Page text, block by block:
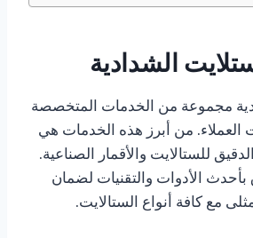
الشدادية
مجموعة من الخدمات المتخصصة
العملاء. من أبرز هذه الخدمات هي
للستالايت والأقمار الصناعية.
بأحدث الأدوات والتقنيات لضمان
مع كافة أنواع الستالايت.